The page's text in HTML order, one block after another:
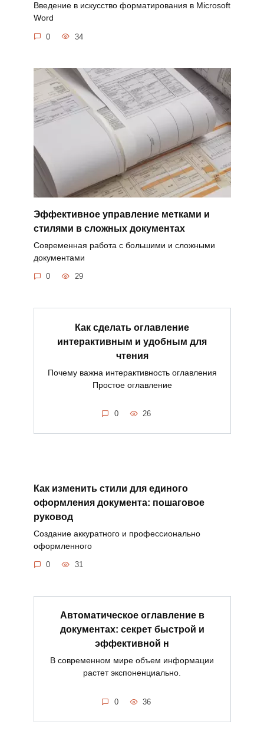
Введение в искусство форматирования в Microsoft
Word
0 34
Эффективное управление метками и
стилями в сложных документах
Современная работа с большими и сложными
документами
0 29
Как сделать оглавление
интерактивным и удобным для
чтения
Почему важна интерактивность оглавления
Простое оглавление
0 26
Как изменить стили для единого
оформления документа: пошаговое
руковод
Создание аккуратного и профессионально
оформленного
0 31
Автоматическое оглавление в
документах: секрет быстрой и
эффективной н
В современном мире объем информации
растет экспоненциально.
0 36